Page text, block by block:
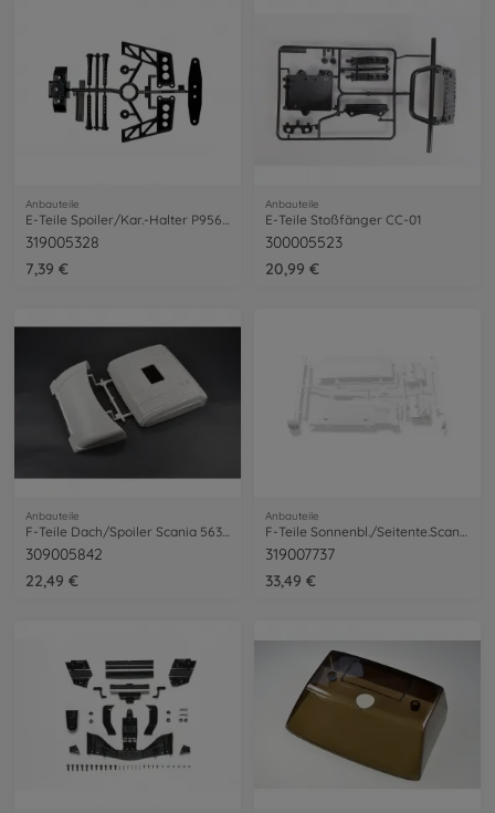
Anbauteile
319005328
7,39 €
Anbauteile
E-Teile Stoßfänger CC-01
300005523
20,99 €
Anbauteile
309005842
22,49 €
Anbauteile
319007737
33,49 €